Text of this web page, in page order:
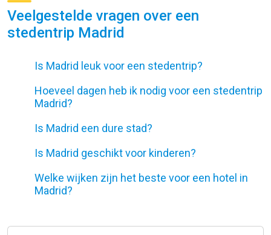
Veelgestelde vragen over een
stedentrip Madrid
Is Madrid leuk voor een stedentrip?
Hoeveel dagen heb ik nodig voor een stedentrip
Madrid?
Is Madrid een dure stad?
Is Madrid geschikt voor kinderen?
Welke wijken zijn het beste voor een hotel in
Madrid?